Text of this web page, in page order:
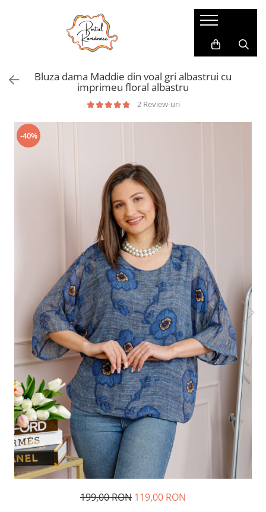
Pijamale Dama Marimi Mari
Pijamale Baieti
Pijamale Fetite
Imbracaminte copii
Imbracaminte Baieti
Bluza dama Maddie din voal gri albastrui cu
imprimeu floral albastru
2 Review-uri
-40%
199,00 RON 119,00 RON